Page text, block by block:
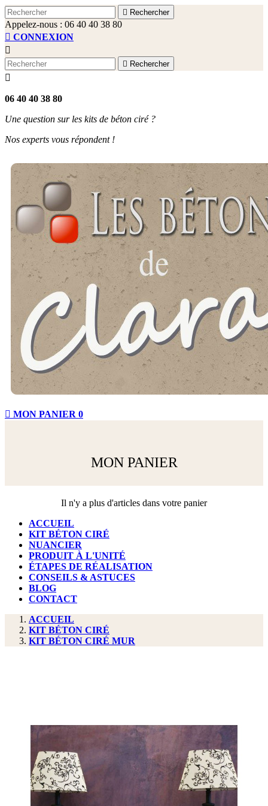
 Rechercher
Appelez-nous : 06 40 40 38 80
 CONNEXION

 Rechercher

06 40 40 38 80
Une question sur les kits de béton ciré ?
Nos experts vous répondent !
 MON PANIER 0
MON PANIER
Il n'y a plus d'articles dans votre panier
ACCUEIL
KIT BÉTON CIRÉ
NUANCIER
PRODUIT À L'UNITÉ
ÉTAPES DE RÉALISATION
CONSEILS & ASTUCES
BLOG
CONTACT
ACCUEIL
KIT BÉTON CIRÉ
KIT BÉTON CIRÉ MUR